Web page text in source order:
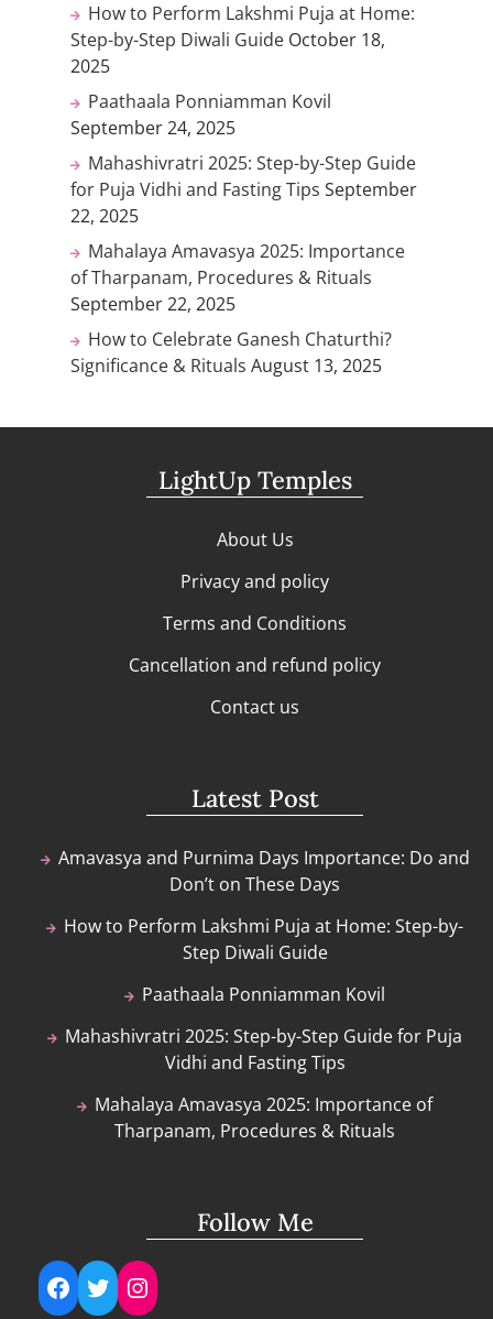
How to Perform Lakshmi Puja at Home:
Step-by-Step Diwali Guide October 18,
2025
Paathaala Ponniamman Kovil
September 24, 2025
Mahashivratri 2025: Step-by-Step Guide
for Puja Vidhi and Fasting Tips September
22, 2025
Mahalaya Amavasya 2025: Importance
of Tharpanam, Procedures & Rituals
September 22, 2025
How to Celebrate Ganesh Chaturthi?
Significance & Rituals August 13, 2025
LightUp Temples
About Us
Privacy and policy
Terms and Conditions
Cancellation and refund policy
Contact us
Latest Post
Amavasya and Purnima Days Importance: Do and
Don’t on These Days
How to Perform Lakshmi Puja at Home: Step-by-
Step Diwali Guide
Paathaala Ponniamman Kovil
Mahashivratri 2025: Step-by-Step Guide for Puja
Vidhi and Fasting Tips
Mahalaya Amavasya 2025: Importance of
Tharpanam, Procedures & Rituals
Follow Me
Facebook
TwitterInstagram